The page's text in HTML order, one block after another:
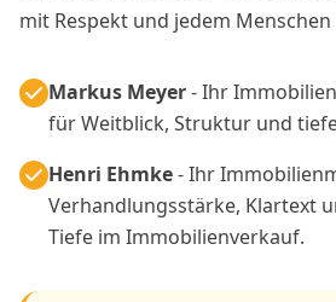
mit Respekt und jedem
Markus Meyer- Ihr
für Weitblick, Struktur und
Henri Ehmke- Ihr
Verhandlungsstärke, Klartext
Tiefe im Immobilienverkauf.